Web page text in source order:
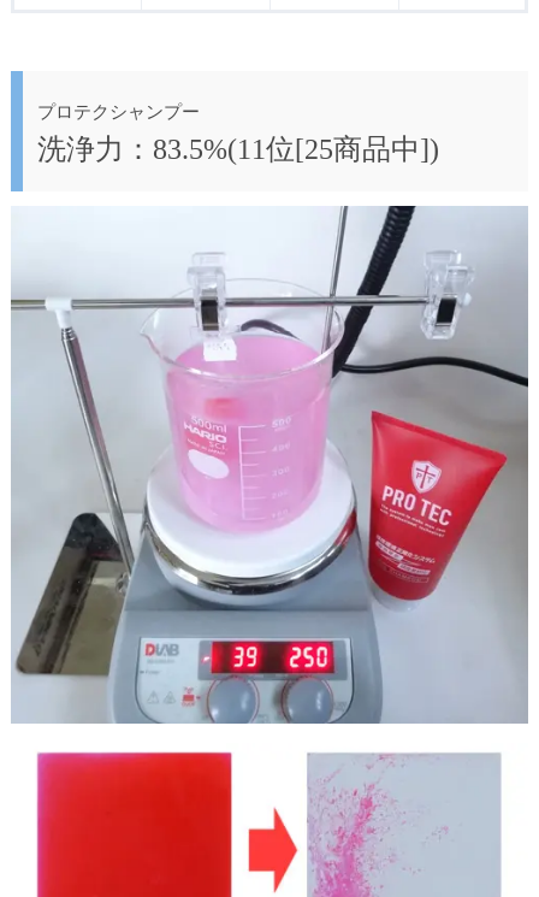
プロテクシャンプー
洗浄力：83.5%(11位[25商品中])